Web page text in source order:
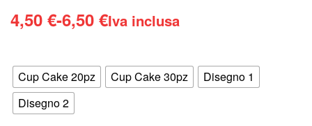
4,50 €-6,50 €
Fascia
prezzo:
da
4,50 €
Iva inclusa
Cup Cake 20pz Cup Cake 30pz
Disegno 1
Disegno 2